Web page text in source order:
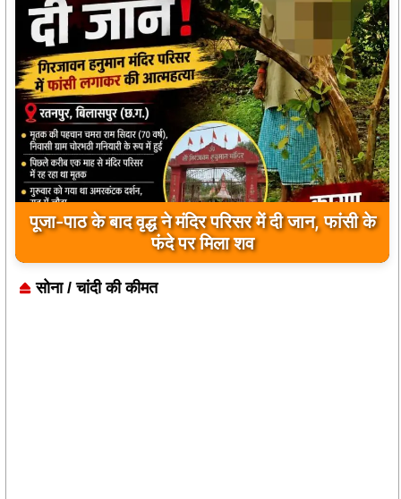
पूजा-पाठ के बाद वृद्ध ने मंदिर परिसर में दी जान, फांसी के
फंदे पर मिला शव
सोना / चांदी की कीमत